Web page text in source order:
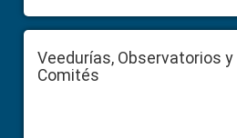
Veedurías, Observatorios y
Comités